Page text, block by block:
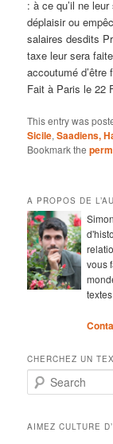
: à ce qu’il ne
déplaisir ou
salaires desdits
taxe leur sera
accoutumé
Fait à Paris le 22
This entry was
Sicile,Saadiens,
Bookmark the
A PROPOS DE
vous
CHERCHEZ UN
Search
AIMEZ CULTURE